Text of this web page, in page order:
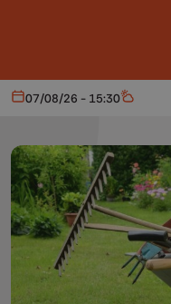
Aujourd'hui
07/08/26 - 15:30 Météo